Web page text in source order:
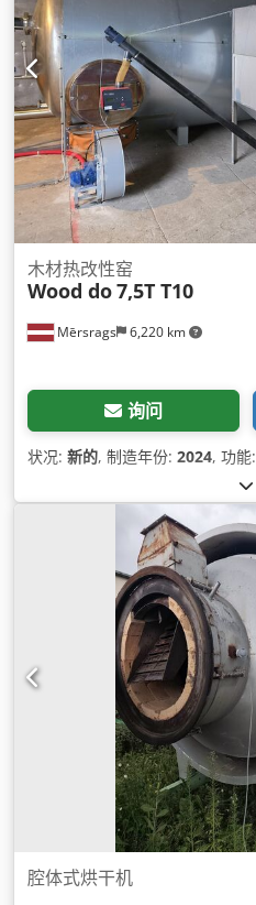
Mērsrags 6,220 km
木材热改性窑
Wood do7,5T T10
询问
状况: 新的, 制造年份: 2024, 功能:
腔体式烘干机